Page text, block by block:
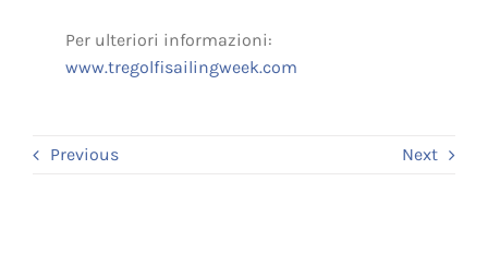
Per ulteriori informazioni:
www.tregolfisailingweek.com
Previous Next